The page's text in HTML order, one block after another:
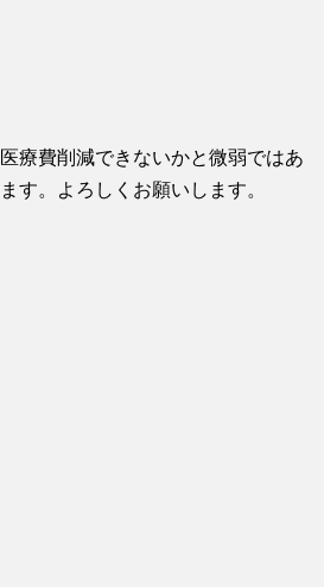
療費削減できないかと微弱ではあ
す。よろしくお願いします。